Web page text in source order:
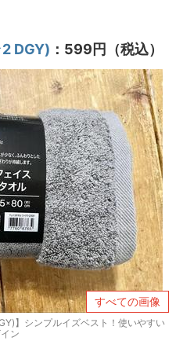
DGY) ：599円（税込）
すべての画像
】シンプルイズベスト！使いやすい
ン